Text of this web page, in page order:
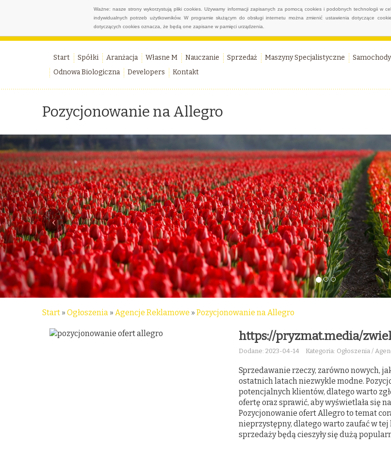
Ważne: nasze strony wykorzystują pliki cookies. Używamy informacji zapisanych za pomocą cookies i podobnych technologii w
indywidualnych potrzeb użytkowników. W programie służącym do obsługi internetu można zmienić ustawienia dotyczące
dotyczących cookies oznacza, że będą one zapisane w pamięci urządzenia.
Start Spółki Aranżacja Własne M Nauczanie Sprzedaż Maszyny Specjalistyczne Samochody
Odnowa Biologiczna
Developers Kontakt
Pozycjonowanie na Allegro
Start » Ogłoszenia » Agencje Reklamowe » Pozycjonowanie na Allegro
https://pryzmat.media/
Dodane: 2023-04-14 Kategoria: Ogłoszenia /
Sprzedawanie rzeczy, zarówno nowych,
ostatnich latach niezwykle modne.
potencjalnych klientów, dlatego warto
ofertę oraz sprawić, aby wyświetlała się
Pozycjonowanie ofert Allegro to temat
nieprzystępny, dlatego warto zaufać w
sprzedaży będą cieszyły się dużą